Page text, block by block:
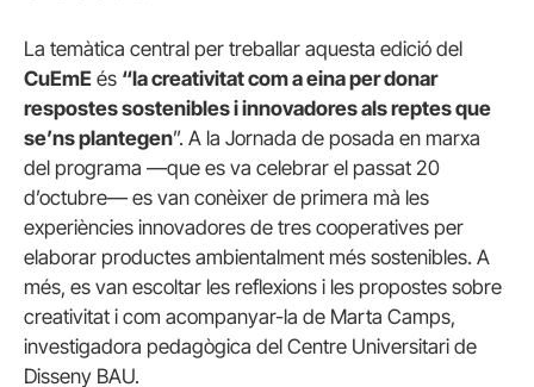
La temàtica central per treballar aquesta edició del
CuEmE és “la creativitat com a eina per donar
respostes sostenibles i innovadores als reptes que
se’ns plantegen”. A la Jornada de posada en marxa
del programa —que es va celebrar el passat 20
d’octubre— es van conèixer de primera mà les
experiències innovadores de tres cooperatives per
elaborar productes ambientalment més sostenibles. A
més, es van escoltar les reflexions i les propostes sobre
creativitat i com acompanyar-la de Marta Camps,
investigadora pedagògica del Centre Universitari de
Disseny BAU.